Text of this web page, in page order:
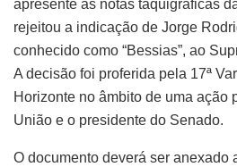
apresente as notas taquigráficas
rejeitou a indicação de Jorge
conhecido como “Bessias”, ao
A decisão foi proferida pela 17ª
Horizonte no âmbito de uma ação
União e o presidente do Senado.
O documento deverá ser anexado